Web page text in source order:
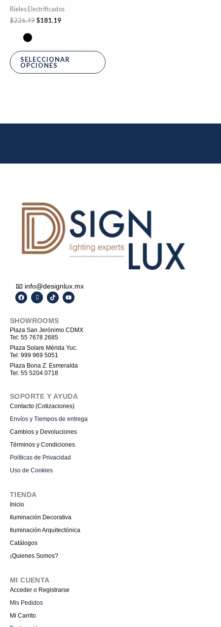
Rieles Electrificados
$226.49$181.19
SELECCIONAR
OPCIONES
📧 info@designlux.mx
F
a
b
o
o
k
I
c
-
i
n
s
t
a
g
r
a
m
T
i
o
k
Y
o
b
e
SHOWROOMS
Plaza San Jerónimo CDMX
Tel: 55 7678 2685
Plaza Solare Mérida Yuc.
Tel: 999 969 5051
Plaza Bona Z. Esmeralda
Tel: 55 5204 0718
SOPORTE Y AYUDA
Contacto (Cotizaciones)
Envíos y Tiempos de entrega
Cambios y Devoluciones
Términos y Condiciones
Políticas de Privacidad
Uso de Cookies
TIENDA
Inicio
Iluminación Decorativa
Iluminación Arquitectónica
Catálogos
¡Quienes Somos?
MI CUENTA
Acceder o Registrarse
Mis Pedidos
Mi Carrito